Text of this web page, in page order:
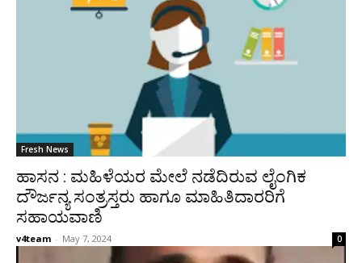
Fresh News
ಹಾಸನ : ಮಹಿಳೆಯರ ಮೇಲೆ ನಡೆದಿರುವ ಲೈಂಗಿಕ
ದೌರ್ಜನ್ಯ ಸಂತ್ರಸ್ತರು ಹಾಗೂ ಮಾಹಿತಿದಾರರಿಗೆ
ಸಹಾಯವಾಣಿ
v4team - May 7, 2024 0